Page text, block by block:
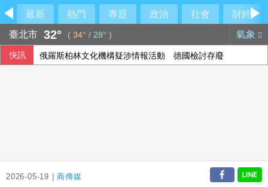
最新 熱門 專題 政治 社會
財經
臺北市 32° ( 34° / 28° ) 氣象
快訊 俄羅斯柏林文化機構疑涉情報活動 德國檢討存廢
2026-05-19 |商傳媒